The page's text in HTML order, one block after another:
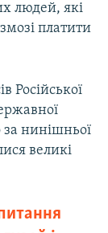
людей, які
платити
Російської
нинішньої
великі